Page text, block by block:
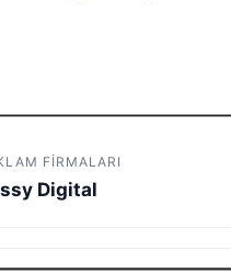
FIRMALARI
Digital